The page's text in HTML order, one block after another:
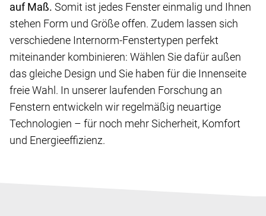
auf Maß. Somit ist jedes Fenster einmalig und Ihnen
stehen Form und Größe offen. Zudem lassen sich
verschiedene Internorm-Fenstertypen perfekt
miteinander kombinieren: Wählen Sie dafür außen
das gleiche Design und Sie haben für die Innenseite
freie Wahl. In unserer laufenden Forschung an
Fenstern entwickeln wir regelmäßig neuartige
Technologien – für noch mehr Sicherheit, Komfort
und Energieeffizienz.